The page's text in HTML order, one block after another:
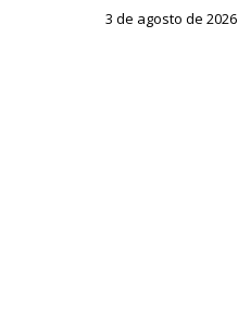
3 de agosto de 2026